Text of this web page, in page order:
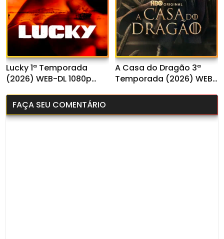
Lucky 1ª Temporada
(2026) WEB-DL 1080p
A Casa do Dragão 3ª
Temporada (2026) WEB-
FAÇA SEU COMENTÁRIO